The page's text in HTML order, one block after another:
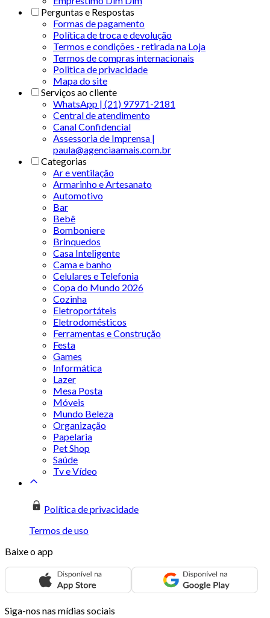
Perguntas e Respostas
Formas de pagamento
Política de troca e devolução
Termos e condições - retirada na Loja
Termos de compras internacionais
Politica de privacidade
Mapa do site
Serviços ao cliente
WhatsApp | (21) 97971-2181
Central de atendimento
Canal Confidencial
Assessoria de Imprensa |
paula@agenciaamais.com.br
Categorias
Ar e ventilação
Armarinho e Artesanato
Automotivo
Bar
Bebê
Bomboniere
Brinquedos
Casa Inteligente
Cama e banho
Celulares e Telefonia
Copa do Mundo 2026
Cozinha
Eletroportáteis
Eletrodomésticos
Ferramentas e Construção
Festa
Games
Informática
Lazer
Mesa Posta
Móveis
Mundo Beleza
Organização
Papelaria
Pet Shop
Saúde
Tv e Vídeo
Política de privacidade
Termos de uso
Baixe o app
Siga-nos nas mídias sociais